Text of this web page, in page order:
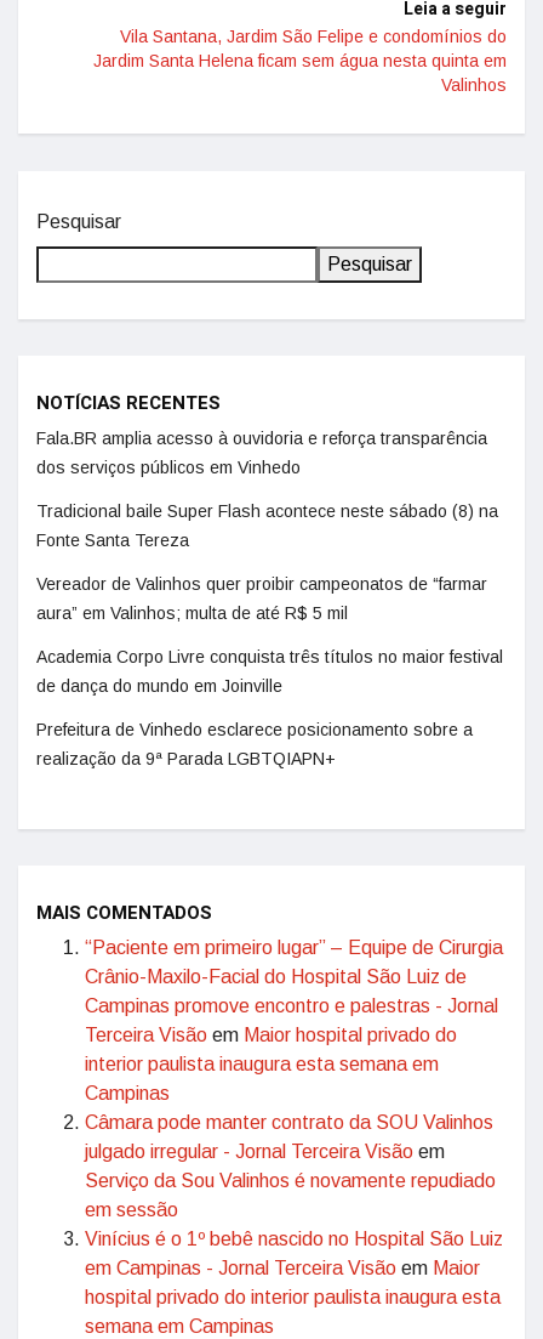
Leia a seguir
Vila Santana, Jardim São Felipe e condomínios do
Jardim Santa Helena ficam sem água nesta quinta em
Valinhos
Pesquisar
Pesquisar
NOTÍCIAS RECENTES
Fala.BR amplia acesso à ouvidoria e reforça transparência
dos serviços públicos em Vinhedo
Tradicional baile Super Flash acontece neste sábado (8) na
Fonte Santa Tereza
Vereador de Valinhos quer proibir campeonatos de “farmar
aura” em Valinhos; multa de até R$ 5 mil
Academia Corpo Livre conquista três títulos no maior festival
de dança do mundo em Joinville
Prefeitura de Vinhedo esclarece posicionamento sobre a
realização da 9ª Parada LGBTQIAPN+
MAIS COMENTADOS
“Paciente em primeiro lugar” – Equipe de Cirurgia
Crânio-Maxilo-Facial do Hospital São Luiz de
Campinas promove encontro e palestras - Jornal
Terceira Visão em Maior hospital privado do
interior paulista inaugura esta semana em
Campinas
Câmara pode manter contrato da SOU Valinhos
julgado irregular - Jornal Terceira Visão em
Serviço da Sou Valinhos é novamente repudiado
em sessão
Vinícius é o 1º bebê nascido no Hospital São Luiz
em Campinas - Jornal Terceira Visão em Maior
hospital privado do interior paulista inaugura esta
semana em Campinas